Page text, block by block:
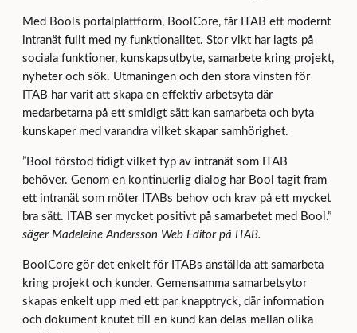
Med Bools portalplattform, BoolCore, får ITAB ett modernt
intranät fullt med ny funktionalitet. Stor vikt har lagts på
sociala funktioner, kunskapsutbyte, samarbete kring projekt,
nyheter och sök. Utmaningen och den stora vinsten för
ITAB har varit att skapa en effektiv arbetsyta där
medarbetarna på ett smidigt sätt kan samarbeta och byta
kunskaper med varandra vilket skapar samhörighet.
”Bool förstod tidigt vilket typ av intranät som ITAB
behöver. Genom en kontinuerlig dialog har Bool tagit fram
ett intranät som möter ITABs behov och krav på ett mycket
bra sätt. ITAB ser mycket positivt på samarbetet med Bool.”
säger Madeleine Andersson Web Editor på ITAB.
BoolCore gör det enkelt för ITABs anställda att samarbeta
kring projekt och kunder. Gemensamma samarbetsytor
skapas enkelt upp med ett par knapptryck, där information
och dokument knutet till en kund kan delas mellan olika